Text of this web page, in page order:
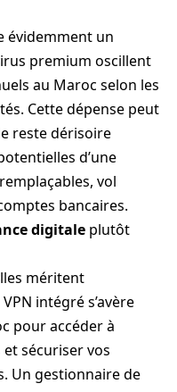
évidemment un
premium oscillent
au Maroc selon les
Cette dépense peut
reste dérisoire
d’une
vol
bancaires.
digitale plutôt
méritent
intégré s’avère
pour accéder à
sécuriser vos
Un gestionnaire de